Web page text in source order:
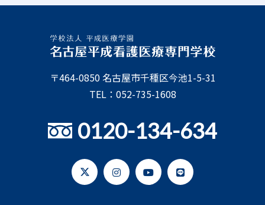
〒464-0850 名古屋市千種区今池1-5-31
TEL：052-735-1608
0120-134-634